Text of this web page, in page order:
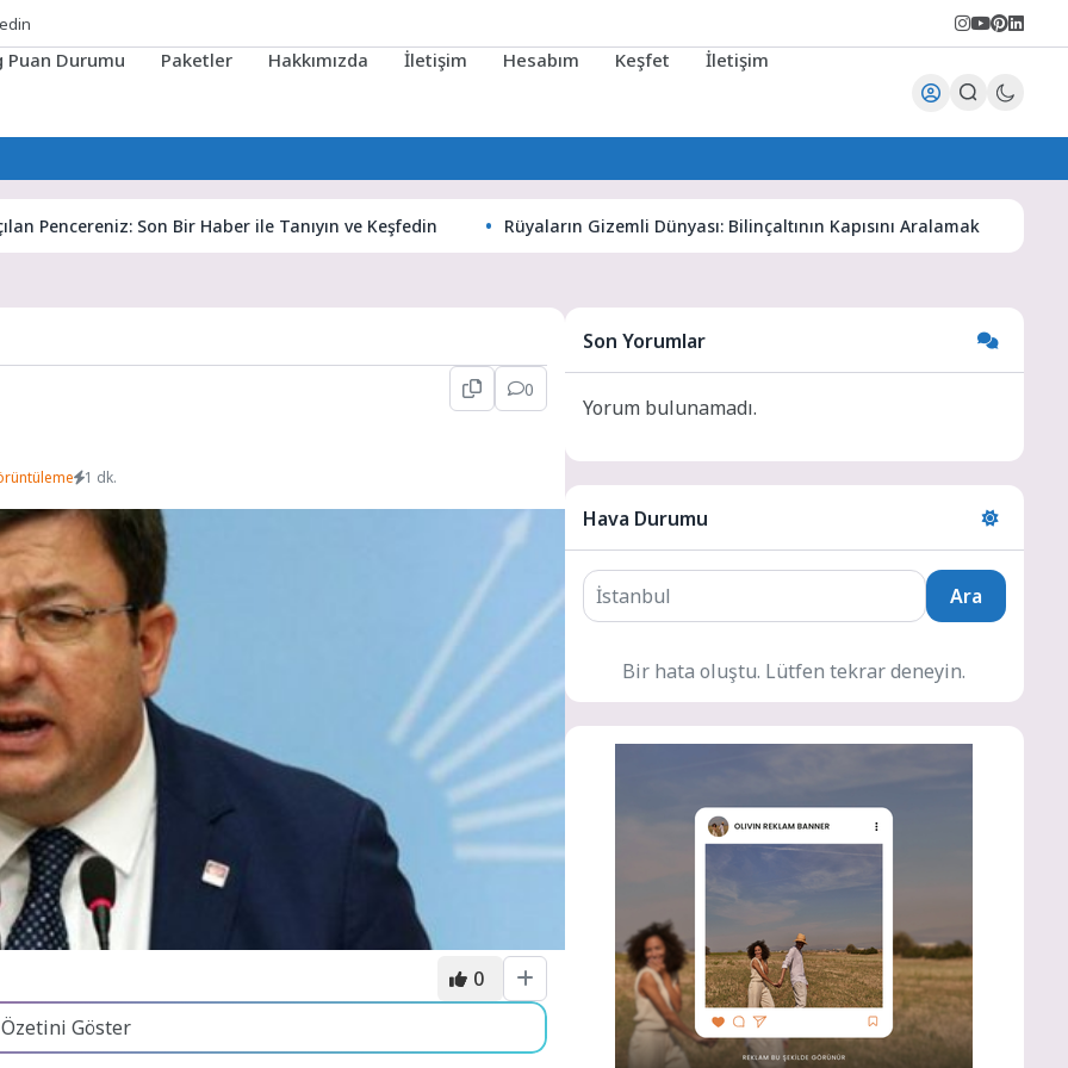
Puan Durumu Paketler Hakkımızda İletişim Hesabım Keşfet İletişim
Son Bir Haber ile Tanıyın ve Keşfedin Rüyaların Gizemli Dünyası: Bilinçaltının Kapısını Aralamak
0
1 dk.
0
Özetini Göster
Son Yorumlar
Yorum bulunamadı.
Hava Durumu
Ara
Bir hata oluştu. Lütfen tekrar deneyin.